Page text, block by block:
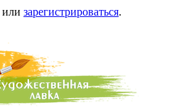
или зарегистрироваться.